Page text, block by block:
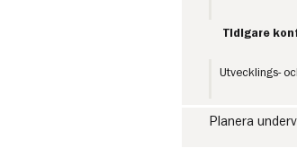
Tidigare
Utvecklings-
Planera